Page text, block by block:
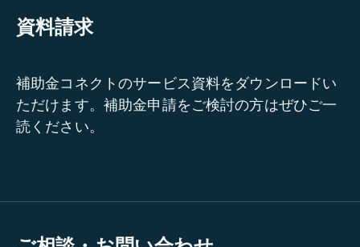
資料請求
補助金コネクトのサービス資料をダウンロードい
ただけます。補助金申請をご検討の方はぜひご一
読ください。